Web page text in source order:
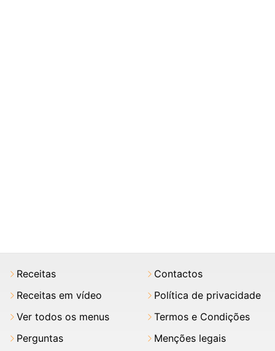
Receitas
Receitas em vídeo
Ver todos os menus
Perguntas
Contactos
Política de privacidade
Termos e Condições
Menções legais